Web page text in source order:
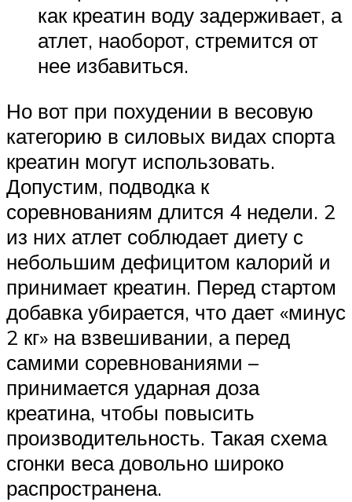
как креатин воду задерживает, а
атлет, наоборот, стремится от
нее избавиться.
Но вот при похудении в весовую
категорию в силовых видах спорта
креатин могут использовать.
Допустим, подводка к
соревнованиям длится 4 недели. 2
из них атлет соблюдает диету с
небольшим дефицитом калорий и
принимает креатин. Перед стартом
добавка убирается, что дает «минус
2 кг» на взвешивании, а перед
самими соревнованиями –
принимается ударная доза
креатина, чтобы повысить
производительность. Такая схема
сгонки веса довольно широко
распространена.